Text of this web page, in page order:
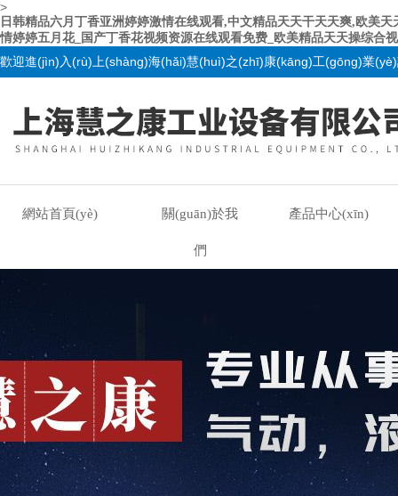
>
日韩精品六月丁香亚洲婷婷激情在线观看,中文精品天天干天天爽,欧美
情婷婷五月花_国产丁香花视频资源在线观看免费_欧美精品天天操综合
歡迎進(jìn)入(rù)上(shàng)海(hǎi)慧(huì)之(zhī)康(kāng)工(gōng)業
網站首頁(yè) 關(guān)於我
們
產品中心(xīn)